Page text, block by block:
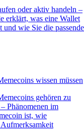
oder aktiv handeln –
erklärt, was eine Wallet
wie Sie die passende
wissen müssen
gehören zu
Phänomenen im
ist, wie